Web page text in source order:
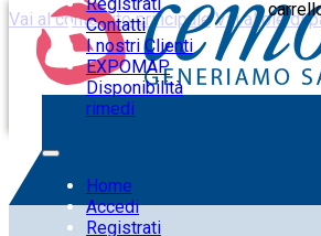
Vai al contenuto principale Vai al piè di
Contatti
I nostri Clienti
EXPOMAP
Disponibilità
rimedi
Home
Accedi
Registrati